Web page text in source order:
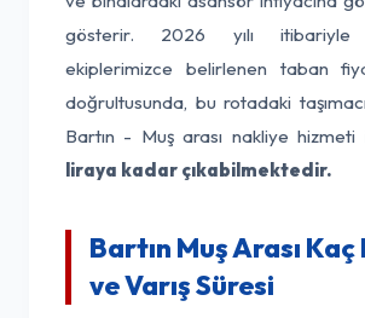
gösterir. 2026 yılı itibariyle
ekiplerimizce belirlenen taban
doğrultusunda, bu rotadaki
Bartın - Muş arası nakliye hizmeti
liraya kadar çıkabilmektedir.
Bartın Muş Arası Kaç
ve Varış Süresi